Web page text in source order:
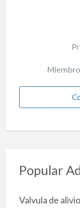
Popular
Valvula de